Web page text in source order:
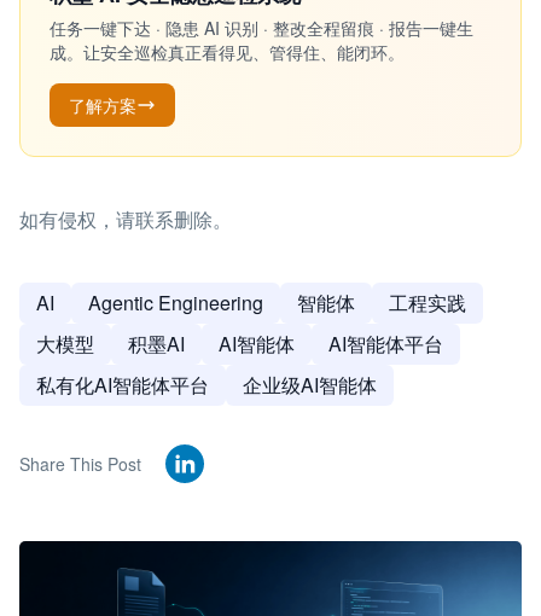
任务一键下达 · 隐患 AI 识别 · 整改全程留痕 · 报告一键生
成。让安全巡检真正看得见、管得住、能闭环。
了解方案
如有侵权，请联系删除。
AI Agentic Engineering 智能体
工程实践
大模型
积墨AI AI智能体
AI智能体平台
私有化AI智能体平台
企业级AI智能体
Share This Post